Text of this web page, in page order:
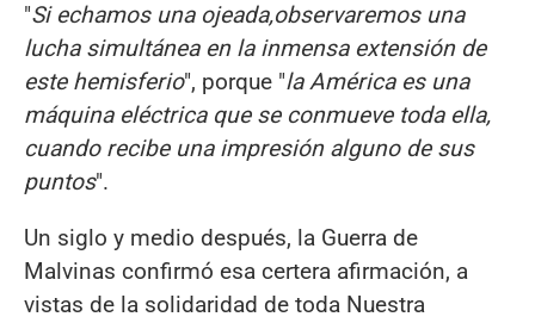
"Si echamos una ojeada,observaremos una
lucha simultánea en la inmensa extensión de
este hemisferio", porque "la América es una
máquina eléctrica que se conmueve toda ella,
cuando recibe una impresión alguno de sus
puntos".
Un siglo y medio después, la Guerra de
Malvinas confirmó esa certera afirmación, a
vistas de la solidaridad de toda Nuestra